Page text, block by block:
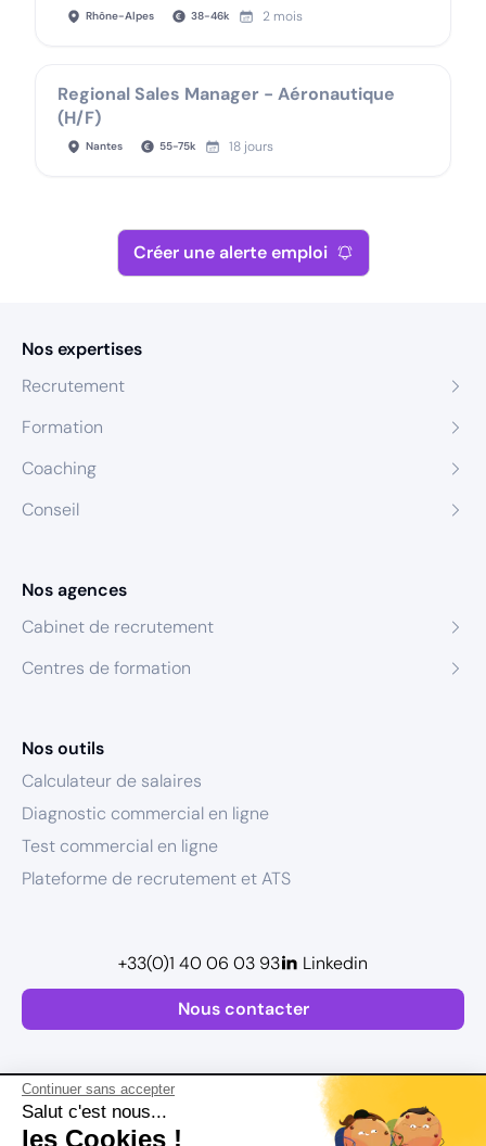
Continuer sans accepter
Salut c'est nous...
les Cookies !
Rhône-Alpes 38-46k 2 mois
Regional Sales Manager - Aéronautique
(H/F)
Nantes 55-75k 18 jours
Créer une alerte emploi
Nos expertises
Recrutement
Formation
Coaching
Conseil
Nos agences
Cabinet de recrutement
Centres de formation
Nos outils
Calculateur de salaires
Diagnostic commercial en ligne
Test commercial en ligne
Plateforme de recrutement et ATS
Nous contacter
+33(0)1 40 06 03 93 Linkedin